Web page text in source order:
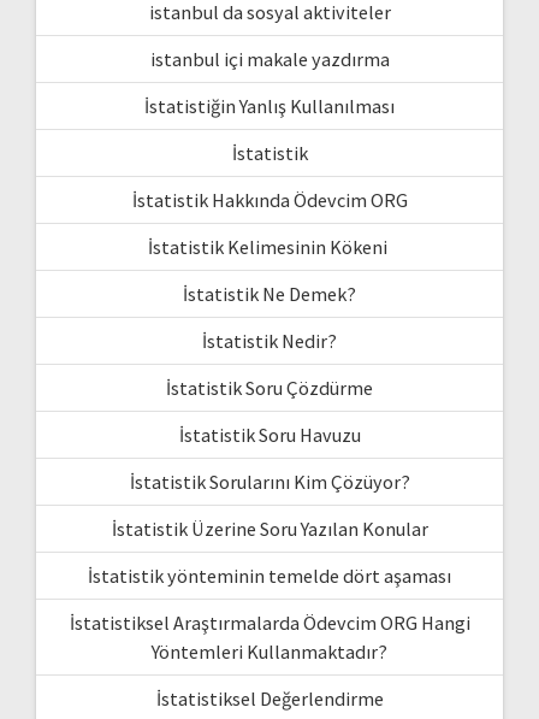
istanbul da sosyal aktiviteler
istanbul içi makale yazdırma
İstatistiğin Yanlış Kullanılması
İstatistik
İstatistik Hakkında Ödevcim ORG
İstatistik Kelimesinin Kökeni
İstatistik Ne Demek?
İstatistik Nedir?
İstatistik Soru Çözdürme
İstatistik Soru Havuzu
İstatistik Sorularını Kim Çözüyor?
İstatistik Üzerine Soru Yazılan Konular
İstatistik yönteminin temelde dört aşaması
İstatistiksel Araştırmalarda Ödevcim ORG Hangi
Yöntemleri Kullanmaktadır?
İstatistiksel Değerlendirme